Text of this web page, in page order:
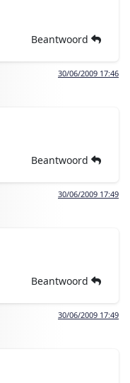
Beantwoord
30/06/2009 17:46
Beantwoord
30/06/2009 17:49
Beantwoord
30/06/2009 17:49